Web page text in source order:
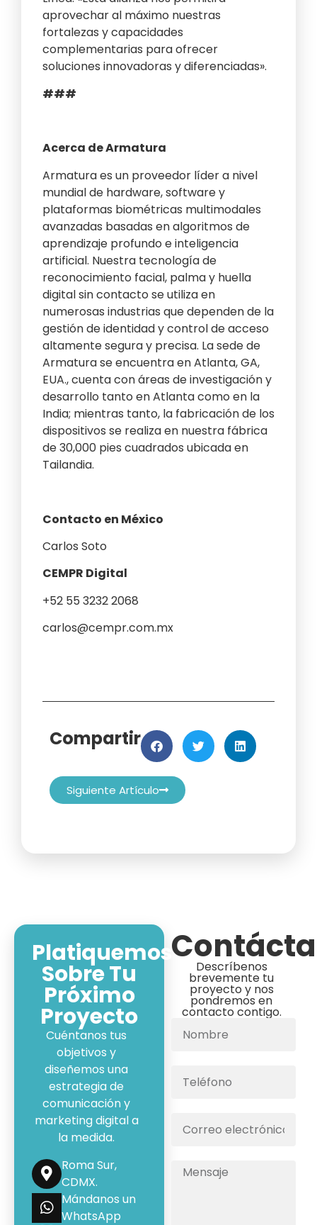
aprovechar al máximo nuestras
fortalezas y capacidades
complementarias para ofrecer
soluciones innovadoras y diferenciadas».
###
Acerca de Armatura
Armatura es un proveedor líder a nivel
mundial de hardware, software y
plataformas biométricas multimodales
avanzadas basadas en algoritmos de
aprendizaje profundo e inteligencia
artificial. Nuestra tecnología de
reconocimiento facial, palma y huella
digital sin contacto se utiliza en
numerosas industrias que dependen de la
gestión de identidad y control de acceso
altamente segura y precisa. La sede de
Armatura se encuentra en Atlanta, GA,
EUA., cuenta con áreas de investigación y
desarrollo tanto en Atlanta como en la
India; mientras tanto, la fabricación de los
dispositivos se realiza en nuestra fábrica
de 30,000 pies cuadrados ubicada en
Tailandia.
Contacto en México
Carlos Soto
CEMPR Digital
+52 55 3232 2068
carlos@cempr.com.mx
Compartir
Siguiente Artículo
Platiquemos
Sobre Tu
Próximo
Proyecto
Cuéntanos tus
objetivos y
diseñemos una
estrategia de
comunicación y
marketing digital a
la medida.
Roma Sur,
CDMX.
Mándanos un
WhatsApp
Descríbenos
brevemente tu
proyecto y nos
pondremos en
contacto contigo.